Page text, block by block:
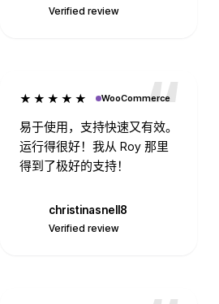
Verified review
★★★★★ WooCommerce
易于使用，支持快速又有效。
运行得很好！我从 Roy 那里
得到了极好的支持！
christinasnell8
Verified review